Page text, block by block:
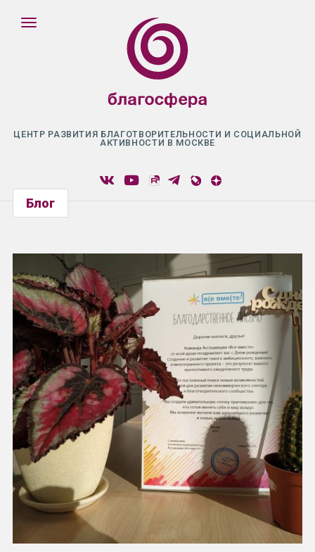
ЦЕНТР РАЗВИТИЯ БЛАГОТВОРИТЕЛЬНОСТИ И СОЦИАЛЬНОЙ
АКТИВНОСТИ В МОСКВЕ
Блог